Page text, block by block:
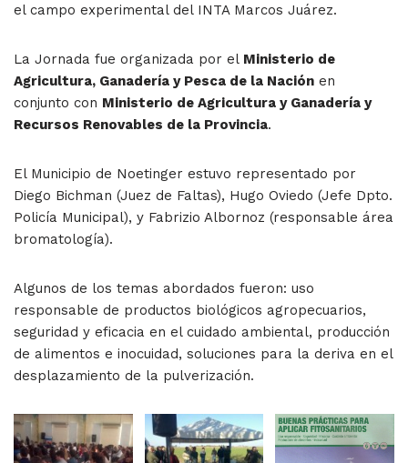
el campo experimental del INTA Marcos Juárez.
La Jornada fue organizada por el Ministerio de
Agricultura, Ganadería y Pesca de la Nación en
conjunto con Ministerio de Agricultura y Ganadería y
Recursos Renovables de la Provincia.
El Municipio de Noetinger estuvo representado por
Diego Bichman (Juez de Faltas), Hugo Oviedo (Jefe Dpto.
Policía Municipal), y Fabrizio Albornoz (responsable área
bromatología).
Algunos de los temas abordados fueron: uso
responsable de productos biológicos agropecuarios,
seguridad y eficacia en el cuidado ambiental, producción
de alimentos e inocuidad, soluciones para la deriva en el
desplazamiento de la pulverización.